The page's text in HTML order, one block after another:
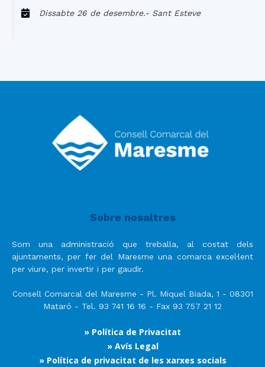
Dissabte 26 de desembre.- Sant Esteve
Sobre nosaltres
Som una administració que treballa, al costat dels
ajuntaments, per fer del Maresme una comarca excel·lent
per viure, per invertir i per gaudir.
Consell Comarcal del Maresme - Pl. Miquel Biada, 1 - 08301
Mataró - Tel. 93 741 16 16 - Fax 93 757 21 12
» Política de Privacitat
» Avís Legal
» Política de privacitat de les xarxes socials